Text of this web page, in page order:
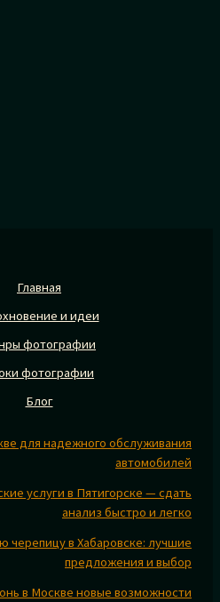
Главная
и идеи
фотографии
фотографии
Блог
для надежного обслуживания
автомобилей
услуги в Пятигорске — сдать
анализ быстро и легко
черепицу в Хабаровске: лучшие
предложения и выбор
в Москве новые возможности